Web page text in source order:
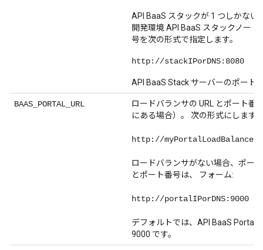
API BaaS スタックが 1 つしかない
開発環境 API BaaS スタックノード
号を次の形式で指定します。
http://stackIPorDNS:8080
API BaaS Stack サーバーのポート
BAAS_PORTAL_URL
ロードバランサの URL とポート番
にある場合）。 次の形式にします
http://
ロードバランサがない場合、ポー
とポート番号は、 フォーム:
http://portalIPorDNS:9000
デフォルトでは、API BaaS Portal
9000 です。